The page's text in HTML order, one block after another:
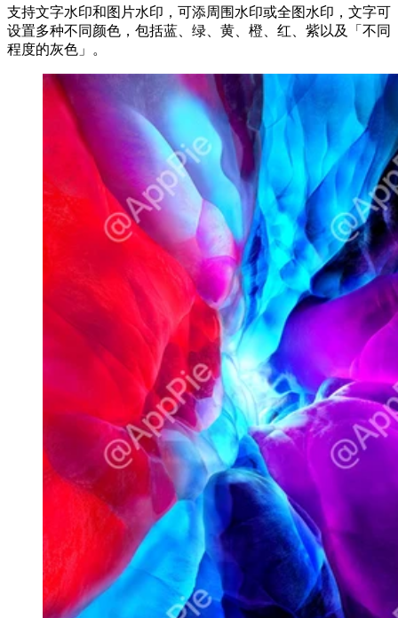
支持文字水印和图片水印，可添周围水印或全图水印，文字可
设置多种不同颜色，包括蓝、绿、黄、橙、红、紫以及「不同
程度的灰色」。